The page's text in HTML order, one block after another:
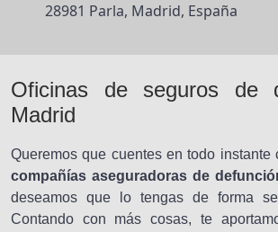
28981 Parla, Madrid, España
Oficinas de seguros de
Madrid
Queremos que cuentes en todo instante
compañías aseguradoras de
deseamos que lo tengas de forma
Contando con más cosas, te